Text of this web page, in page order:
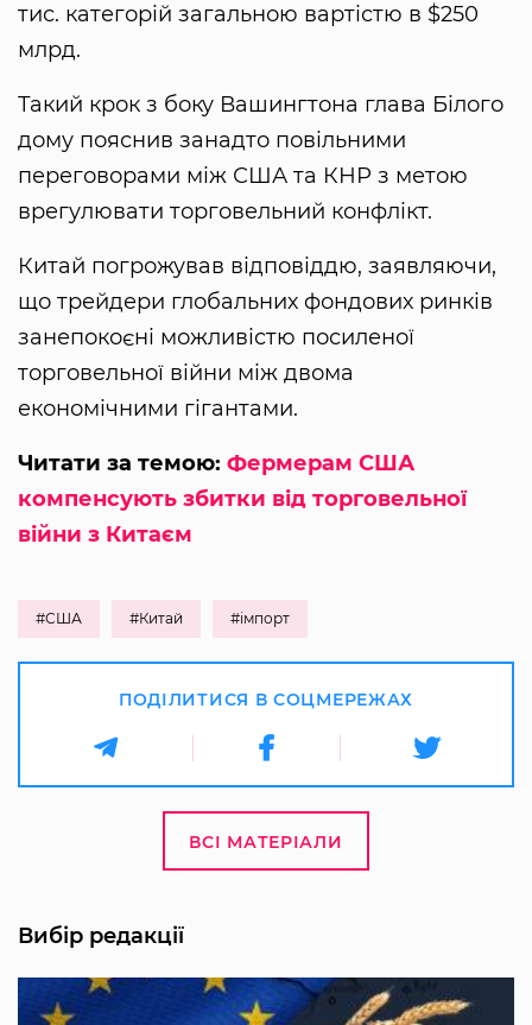
тис. категорій загальною вартістю в $250
млрд.
Такий крок з боку Вашингтона глава Білого
дому пояснив занадто повільними
переговорами між США та КНР з метою
врегулювати торговельний конфлікт.
Китай погрожував відповіддю, заявляючи,
що трейдери глобальних фондових ринків
занепокоєні можливістю посиленої
торговельної війни між двома
економічними гігантами.
Читати за темою: Фермерам США
компенсують збитки від торговельної
війни з Китаєм
#США #Китай #імпорт
ПОДІЛИТИСЯ В СОЦМЕРЕЖАХ
ВСІ МАТЕРІАЛИ
Вибір редакції